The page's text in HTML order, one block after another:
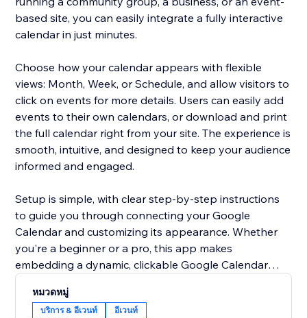
based site, you can easily integrate a fully interactive
calendar in just minutes.
Choose how your calendar appears with flexible
views: Month, Week, or Schedule, and allow visitors to
click on events for more details. Users can easily add
events to their own calendars, or download and print
the full calendar right from your site. The experience is
smooth, intuitive, and designed to keep your audience
informed and engaged.
Setup is simple, with clear step-by-step instructions
to guide you through connecting your Google
Calendar and customizing its appearance. Whether
you're a beginner or a pro, this app makes
embedding a dynamic, clickable Google Calendar
หมวดหมู่
บริการ & อีเวนท์ อีเวนท์